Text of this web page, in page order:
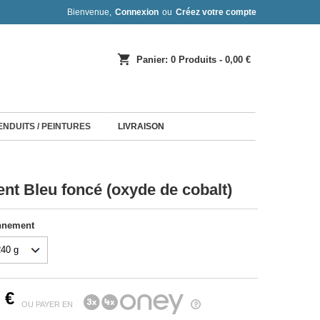
Bienvenue, Connexion ou Créez votre compte
shopping_cart Panier: 0 Produits - 0,00 €
/ PEINTURES LIVRAISON
Bleu foncé (oxyde de cobalt)
€ OU PAYER EN